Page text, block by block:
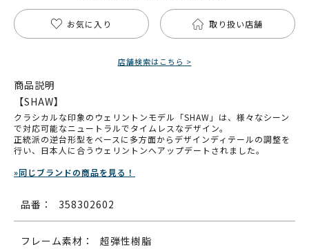
お気に入り 取り扱い店舗
店舗検索はこちら >
商品説明
【SHAW】
クラシカルな印象のウェリントンモデル「SHAW」は、様々なシーン
で対応可能なニュートラルでタイムレスなデザイン。
正統派の逆台形型をベースに多方面からデザインディテールの調整を
行い、日本人に合うウェリントンへアップデートされました。
»同じブランドの商品を見る！
品番： 358302602
フレーム素材： 超弾性樹脂